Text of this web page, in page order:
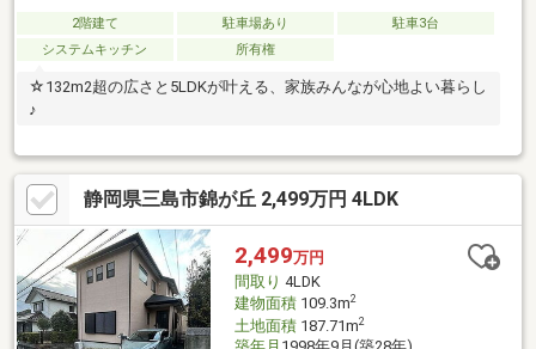
2階建て 駐車場あり
駐車3台
システムキッチン
所有権
☆132m2超の広さと5LDKが叶える、家族みんなが心地よい暮らし
♪
静岡県三島市錦が丘 2,499万円 4LDK
2,499万円
間取り 4LDK
建物面積109.3m2
土地面積187.71m2